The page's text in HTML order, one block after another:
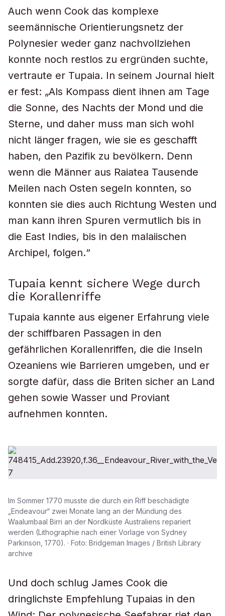
Auch wenn Cook das komplexe
seemännische Orientierungsnetz der
Polynesier weder ganz nachvollziehen
konnte noch restlos zu ergründen suchte,
vertraute er Tupaia. In seinem Journal hielt
er fest: „Als Kompass dient ihnen am Tage
die Sonne, des Nachts der Mond und die
Sterne, und daher muss man sich wohl
nicht länger fragen, wie sie es geschafft
haben, den Pazifik zu bevölkern. Denn
wenn die Männer aus Raiatea Tausende
Meilen nach Osten segeln konnten, so
konnten sie dies auch Richtung Westen und
man kann ihren Spuren vermutlich bis in
die East Indies, bis in den malaiischen
Archipel, folgen.“
Tupaia kennt sichere Wege durch
die Korallenriffe
Tupaia kannte aus eigener Erfahrung viele
der schiffbaren Passagen in den
gefährlichen Korallenriffen, die die Inseln
Ozeaniens wie Barrieren umgeben, und er
sorgte dafür, dass die Briten sicher an Land
gehen sowie Wasser und Proviant
aufnehmen konnten.
Im Sommer 1770 musste die durch ein Riff beschädigte
„Endeavour“ zwei Monate lang an der Mündung des
Waalumbaal Birri an der Nordküste Australiens repariert
werden (Lithographie nach einer Vorlage von Sydney
Parkinson, 1770). · Foto: Bridgeman Images / British Library
archive
Und doch schlug James Cook die
dringlichste Empfehlung Tupaias in den